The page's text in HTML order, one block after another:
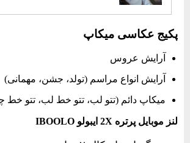
پکیج عکاسی میکاپ
آرایش عروس
آرایش انواع مراسم (تولد، جشن، مهمانی)
میکاپ دائم (تتو لب، تتو خط لب، تتو
لنز موبایل پرتره 2X ایبولو IBOOLO